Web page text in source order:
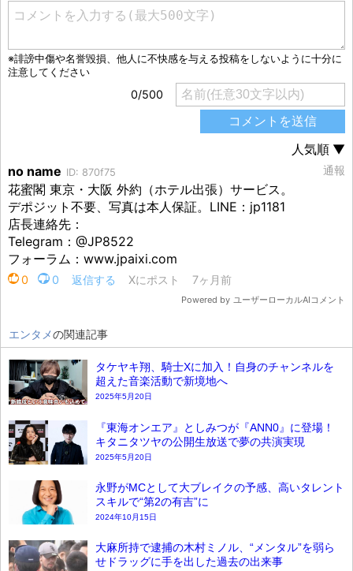
エンタメの関連記事
タケヤキ翔、騎士Xに加入！自身のチャンネルを
超えた音楽活動で新境地へ
2025年5月20日
『東海オンエア』としみつが『ANN0』に登場！
キタニタツヤの公開生放送で夢の共演実現
2025年5月20日
永野がMCとして大ブレイクの予感、高いタレント
スキルで“第2の有吉”に
2024年10月15日
大麻所持で逮捕の木村ミノル、“メンタル”を弱ら
せドラッグに手を出した過去の出来事